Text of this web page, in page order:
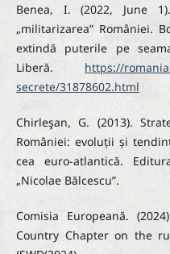
Benea, I. (2022, June
„militarizarea” României.
extindă puterile pe
Liberă. https://
secrete/31878602.html
Chirleşan, G. (2013).
României: evoluții și
cea euro-atlantică.
„Nicolae Bălcescu”.
Comisia Europeană.
Country Chapter on the